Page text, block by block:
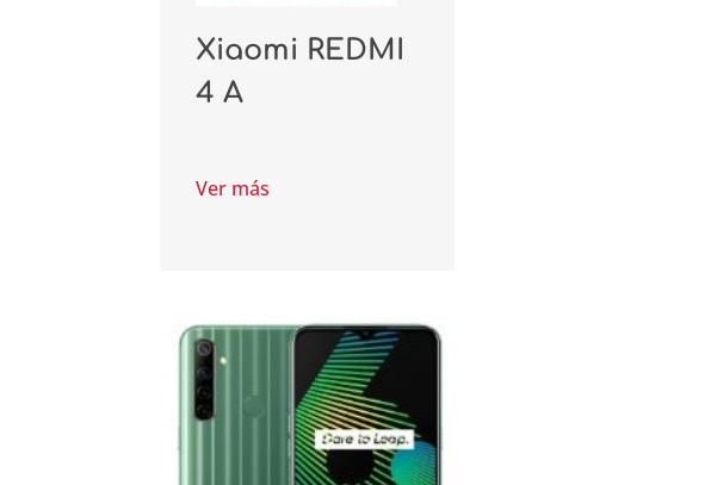
Xiaomi REDMI
4 A
Ver más